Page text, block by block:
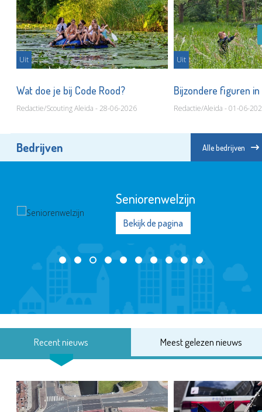
Uit
Wat doe je bij Code Rood?
Redactie/Scouting Aleida - 28-06-2026
Uit
Bijzondere figuren
Redactie/Aleida - 01-06-
Bedrijven Alle bedrijven
Seniorenwelzijn
Bekijk de pagina
Recent nieuws Meest gelezen nieuws